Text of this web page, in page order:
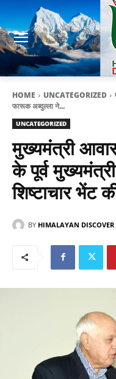
HOME UNCATEGORIZED
फारूक अब्दुल्ला ने...
UNCATEGORIZED
मुख्यमंत्री
के पूर्व
शिष्टाचार भेंट
BY HIMALAYAN DISCOVER